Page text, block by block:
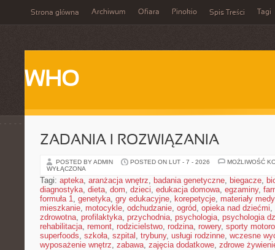
Strona główna Archiwum Ofiara Pinokio Spis Treści Tagi
WHO
ZADANIA I ROZWIĄZANIA
POSTED BY ADMIN POSTED ON LUT - 7 - 2026
MOŻLIWOŚĆ
WYŁĄCZONA
Tagi: apteka, aranżacja wnętrz, badania genetyczne, biegacze,
diagnostyka, dieta, dom, dzieci, edukacja domowa, egzaminy,
formuła 1, genetyka, gry edukacyjne, korepetycje, materiały
mieszkanie, motocykle, odchudzanie, ogród, opieka nad dziećmi,
zdrowotna, profilaktyka, przychodnia, psychologia, psychologia
rehabilitacja, remont, rodzicielstwo, rodzina, rowery, sporty
superfoods, szkoła, szpital , trybuny, usługi rodzinne, wczesne
wyposażenie wnętrz, zabawa, zajęcia dodatkowe, zdrowe